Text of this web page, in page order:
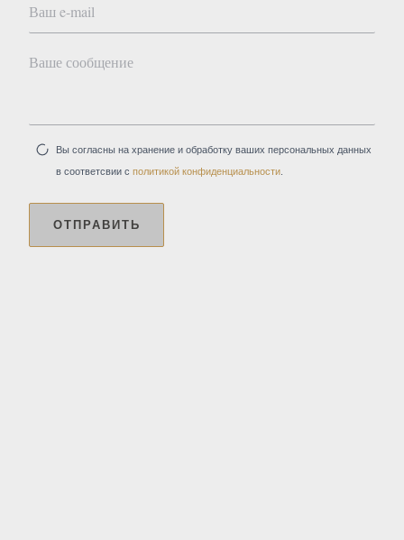
Вы согласны на хранение и обработку ваших персональных данных
в соответсвии сполитикой конфиденциальности
ОТПРАВИТЬ